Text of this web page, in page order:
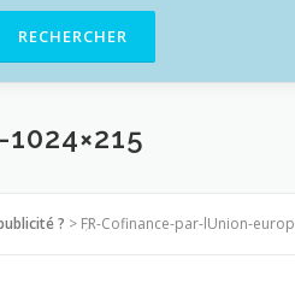
? > FR-Cofinance-par-lUnion-